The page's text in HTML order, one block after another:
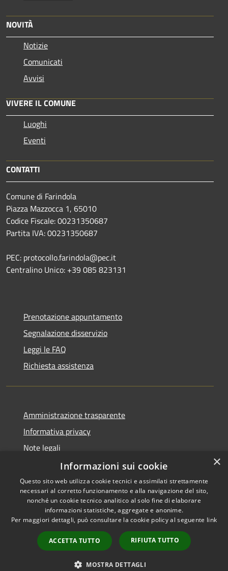
NOVITÀ
Notizie
Comunicati
Avvisi
VIVERE IL COMUNE
Luoghi
Eventi
CONTATTI
Comune di Farindola
Piazza Mazzocca 1, 65010
Codice Fiscale: 00231350687
Partita IVA: 00231350687
PEC: protocollo.farindola@pec.it
Centralino Unico: +39 085 823131
Prenotazione appuntamento
Segnalazione disservizio
Leggi le FAQ
Richiesta assistenza
Amministrazione trasparente
Informativa privacy
Note legali
Dichiarazione di accessibilità
RSS
Accessibilità
Copyright © 2026 • Comune di
Farindola • Powered by
Municipium•
Accesso
redazione
×
Informazioni sui cookie
Questo sito web utilizza cookie tecnici e assimilati strettamente
necessari al corretto funzionamento e alla navigazione del sito,
nonché un cookie tecnico analitico al solo fine di elaborare
informazioni statistiche, aggregate e anonime.
Per maggiori dettagli, può consultare la cookie policy al seguente link
ACCETTA TUTTO RIFIUTA TUTTO
MOSTRA DETTAGLI